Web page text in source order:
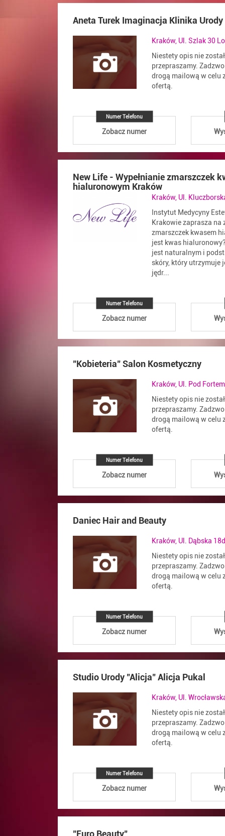
Aneta Turek Imaginacja Klinika Urody
Kraków, Ul. Szlak 30
Niestety opis nie
przepraszamy.
drogą mailową w celu
ofertą.
Numer Telefonu
Zobacz numer
New Life - Wypełnianie zmarszczek
hialuronowym Kraków
Kraków, Ul.
Instytut Medycyny
Krakowie zaprasza na
zmarszczek kwasem
jest kwas
jest naturalnym i
skóry, który utrzymuje
jędr...
Numer Telefonu
Zobacz numer
"Kobieteria" Salon Kosmetyczny
Kraków, Ul. Pod
Niestety opis nie
przepraszamy.
drogą mailową w celu
ofertą.
Numer Telefonu
Zobacz numer
Daniec Hair and Beauty
Kraków, Ul. Dąbska
Niestety opis nie
przepraszamy.
drogą mailową w celu
ofertą.
Numer Telefonu
Zobacz numer
Studio Urody "Alicja" Alicja Pukal
Kraków, Ul.
Niestety opis nie
przepraszamy.
drogą mailową w celu
ofertą.
Numer Telefonu
Zobacz numer
"Euro Beauty"